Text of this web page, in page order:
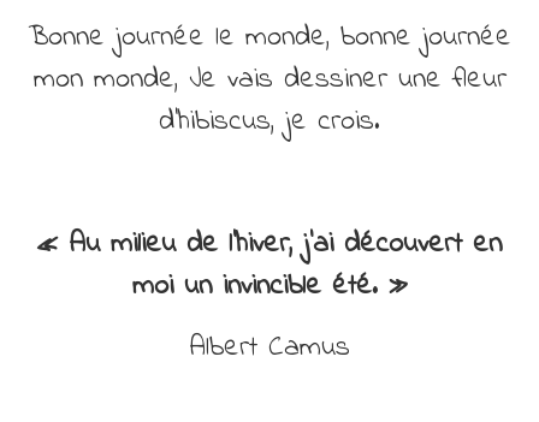
Bonne journée le monde, bonne journée
mon monde, Je vais dessiner une fleur
d’hibiscus, je crois.
« Au milieu de l’hiver, j’ai découvert en
moi un invincible été. »
Albert Camus